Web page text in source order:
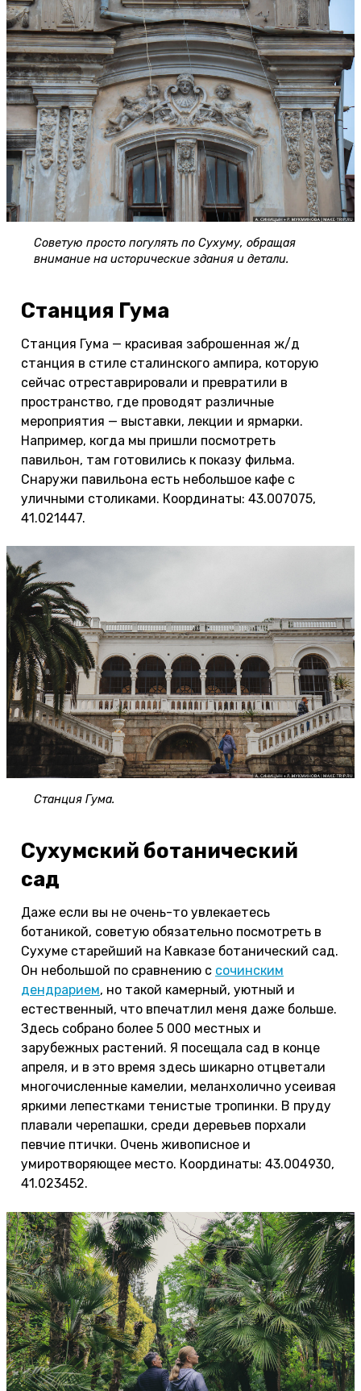
Советую просто погулять по Сухуму, обращая
внимание на исторические здания и детали.
Станция Гума
Станция Гума — красивая заброшенная ж/д
станция в стиле сталинского ампира, которую
сейчас отреставрировали и превратили в
пространство, где проводят различные
мероприятия — выставки, лекции и ярмарки.
Например, когда мы пришли посмотреть
павильон, там готовились к показу фильма.
Снаружи павильона есть небольшое кафе с
уличными столиками. Координаты: 43.007075,
41.021447.
Станция Гума.
Сухумский ботанический
сад
Даже если вы не очень-то увлекаетесь
ботаникой, советую обязательно посмотреть в
Сухуме старейший на Кавказе ботанический сад.
Он небольшой по сравнению с сочинским
дендрарием, но такой камерный, уютный и
естественный, что впечатлил меня даже больше.
Здесь собрано более 5 000 местных и
зарубежных растений. Я посещала сад в конце
апреля, и в это время здесь шикарно отцветали
многочисленные камелии, меланхолично усеивая
яркими лепестками тенистые тропинки. В пруду
плавали черепашки, среди деревьев порхали
певчие птички. Очень живописное и
умиротворяющее место. Координаты: 43.004930,
41.023452.